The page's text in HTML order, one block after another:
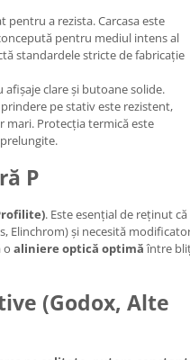
pentru a rezista. Carcasa este
pentru mediul intens al
standardele stricte de fabricație
clare și butoane solide.
pe stativ este rezistent,
mari. Protecția termică este
P
. Este esențial de reținut că
Elinchrom) și necesită
o aliniere optică optimăîntre
(Godox, Alte